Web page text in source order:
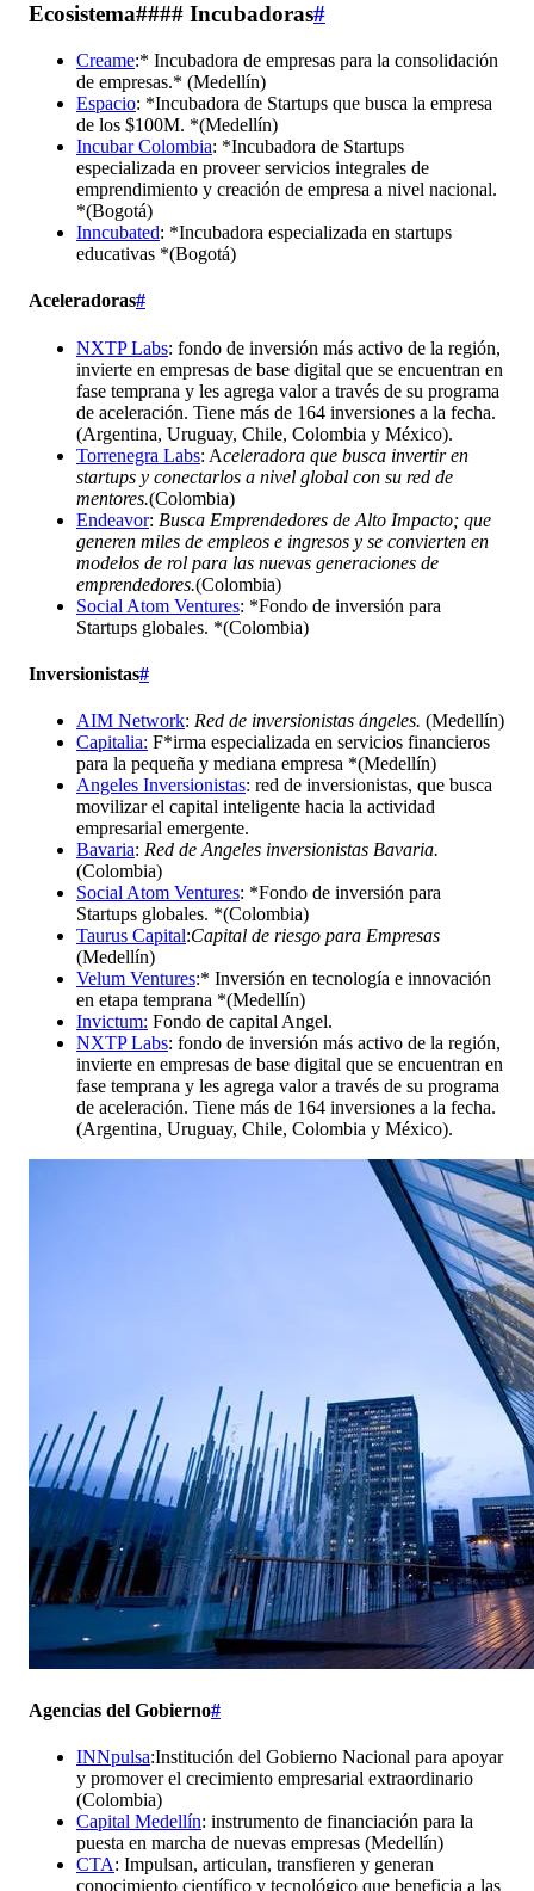
Ecosistema#### Incubadoras#
Creame:* Incubadora de empresas para la consolidación
de empresas.* (Medellín)
Espacio: *Incubadora de Startups que busca la empresa
de los $100M. *(Medellín)
Incubar Colombia: *Incubadora de Startups
especializada en proveer servicios integrales de
emprendimiento y creación de empresa a nivel nacional.
*(Bogotá)
Inncubated: *Incubadora especializada en startups
educativas *(Bogotá)
Aceleradoras#
NXTP Labs: fondo de inversión más activo de la región,
invierte en empresas de base digital que se encuentran en
fase temprana y les agrega valor a través de su programa
de aceleración. Tiene más de 164 inversiones a la fecha.
(Argentina, Uruguay, Chile, Colombia y México).
Torrenegra Labs: Aceleradora que busca invertir en
startups y conectarlos a nivel global con su red de
mentores.(Colombia)
Endeavor: Busca Emprendedores de Alto Impacto; que
generen miles de empleos e ingresos y se convierten en
modelos de rol para las nuevas generaciones de
emprendedores.(Colombia)
Social Atom Ventures: *Fondo de inversión para
Startups globales. *(Colombia)
Inversionistas#
AIM Network: Red de inversionistas ángeles. (Medellín)
Capitalia: F*irma especializada en servicios financieros
para la pequeña y mediana empresa *(Medellín)
Angeles Inversionistas: red de inversionistas, que busca
movilizar el capital inteligente hacia la actividad
empresarial emergente.
Bavaria: Red de Angeles inversionistas Bavaria.
(Colombia)
Social Atom Ventures: *Fondo de inversión para
Startups globales. *(Colombia)
Taurus Capital:Capital de riesgo para Empresas
(Medellín)
Velum Ventures:* Inversión en tecnología e innovación
en etapa temprana *(Medellín)
Invictum: Fondo de capital Angel.
NXTP Labs: fondo de inversión más activo de la región,
invierte en empresas de base digital que se encuentran en
fase temprana y les agrega valor a través de su programa
de aceleración. Tiene más de 164 inversiones a la fecha.
(Argentina, Uruguay, Chile, Colombia y México).
Agencias del Gobierno#
INNpulsa:Institución del Gobierno Nacional para apoyar
y promover el crecimiento empresarial extraordinario
(Colombia)
Capital Medellín: instrumento de financiación para la
puesta en marcha de nuevas empresas (Medellín)
CTA: Impulsan, articulan, transfieren y generan
conocimiento científico y tecnológico que beneficia a las